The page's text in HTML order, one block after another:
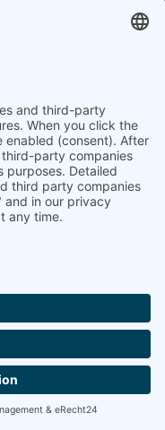
DSGVO) oder auf
sofern diese
Daten
auffordern, Ihre
oder der Zweck für
abgeschlossener
gesetzliche
–
oder
Telefax kontaktieren,
hervorgehenden
zum Zwecke der
und